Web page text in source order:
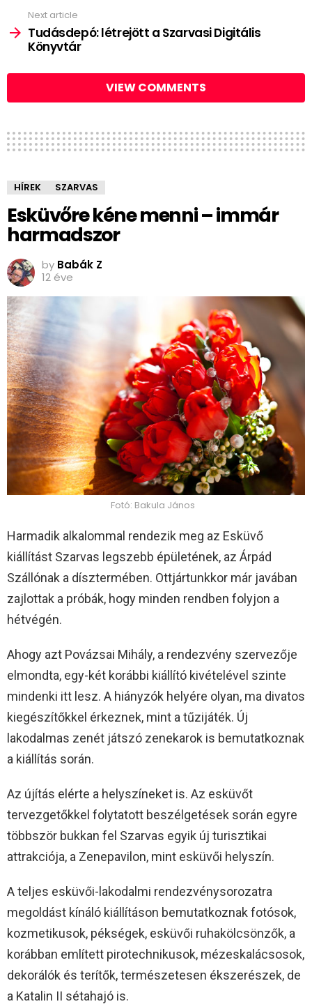
Next article
Tudásdepó: létrejött a Szarvasi Digitális
Könyvtár
VIEW COMMENTS
HÍREK SZARVAS
Esküvőre kéne menni – immár
harmadszor
by Babák Z
12 éve
Fotó: Bakula János
Harmadik alkalommal rendezik meg az Esküvő
kiállítást Szarvas legszebb épületének, az Árpád
Szállónak a dísztermében. Ottjártunkkor már javában
zajlottak a próbák, hogy minden rendben folyjon a
hétvégén.
Ahogy azt Povázsai Mihály, a rendezvény szervezője
elmondta, egy-két korábbi kiállító kivételével szinte
mindenki itt lesz. A hiányzók helyére olyan, ma divatos
kiegészítőkkel érkeznek, mint a tűzijáték. Új
lakodalmas zenét játszó zenekarok is bemutatkoznak
a kiállítás során.
Az újítás elérte a helyszíneket is. Az esküvőt
tervezgetőkkel folytatott beszélgetések során egyre
többször bukkan fel Szarvas egyik új turisztikai
attrakciója, a Zenepavilon, mint esküvői helyszín.
A teljes esküvői-lakodalmi rendezvénysorozatra
megoldást kínáló kiállításon bemutatkoznak fotósok,
kozmetikusok, pékségek, esküvői ruhakölcsönzők, a
korábban említett pirotechnikusok, mézeskalácsosok,
dekorálók és terítők, természetesen ékszerészek, de
a Katalin II sétahajó is.